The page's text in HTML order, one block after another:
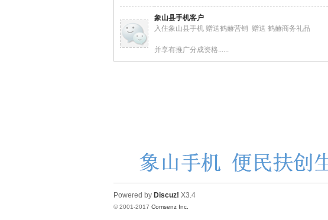
鹤 › › ›
象山县手机客户
入住象山县手机 赠送鹤赫营销 赠送 鹤赫商务礼品
并享有推广分成资格......
Powered by Discuz! X3.4
© 2001-2017 Comsenz Inc.